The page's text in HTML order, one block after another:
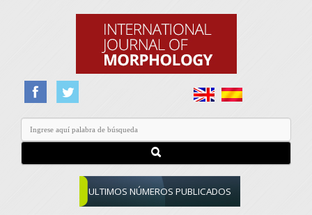
ULTIMOS NÚMEROS PUBLICADOS